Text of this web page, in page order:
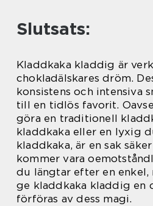
Slutsats:
Kladdkaka kladdig är
chokladälskares dröm.
konsistens och intensiva
till en tidlös favorit.
göra en traditionell
kladdkaka eller en lyxig
kladdkaka, är en sak
kommer vara
du längtar efter en
ge kladdkaka kladdig en
förföras av dess magi.